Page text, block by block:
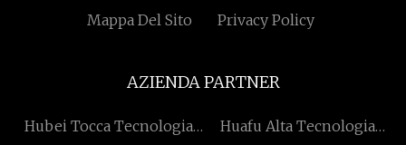
Mappa Del Sito Privacy Policy
AZIENDA PARTNER
Hubei Tocca Tecnologia
Huafu Alta Tecnologia